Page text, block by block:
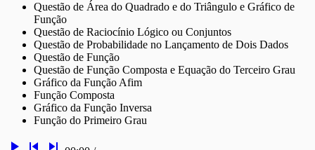
Questão de Área do Quadrado e do Triângulo e Gráfico de
Função
Questão de Raciocínio Lógico ou Conjuntos
Questão de Probabilidade no Lançamento de Dois Dados
Questão de Função
Questão de Função Composta e Equação do Terceiro Grau
Gráfico da Função Afim
Função Composta
Gráfico da Função Inversa
Função do Primeiro Grau
play_arrow skip_previous skip_next